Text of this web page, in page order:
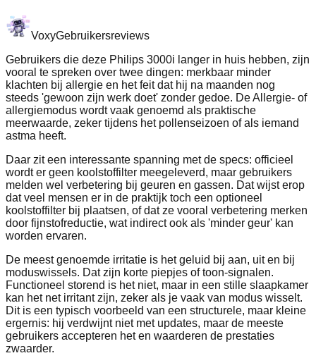
VoxyGebruikersreviews
Gebruikers die deze Philips 3000i langer in huis hebben, zijn
vooral te spreken over twee dingen: merkbaar minder
klachten bij allergie en het feit dat hij na maanden nog
steeds 'gewoon zijn werk doet' zonder gedoe. De Allergie- of
allergiemodus wordt vaak genoemd als praktische
meerwaarde, zeker tijdens het pollenseizoen of als iemand
astma heeft.
Daar zit een interessante spanning met de specs: officieel
wordt er geen koolstoffilter meegeleverd, maar gebruikers
melden wel verbetering bij geuren en gassen. Dat wijst erop
dat veel mensen er in de praktijk toch een optioneel
koolstoffilter bij plaatsen, of dat ze vooral verbetering merken
door fijnstofreductie, wat indirect ook als 'minder geur' kan
worden ervaren.
De meest genoemde irritatie is het geluid bij aan, uit en bij
moduswissels. Dat zijn korte piepjes of toon-signalen.
Functioneel storend is het niet, maar in een stille slaapkamer
kan het net irritant zijn, zeker als je vaak van modus wisselt.
Dit is een typisch voorbeeld van een structurele, maar kleine
ergernis: hij verdwijnt niet met updates, maar de meeste
gebruikers accepteren het en waarderen de prestaties
zwaarder.